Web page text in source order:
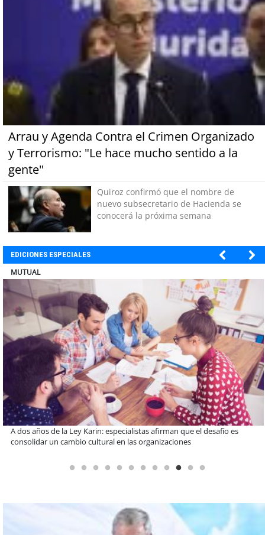
Arrau y Agenda Contra el Crimen Organizado
y Terrorismo: "Le hace mucho sentido a la
gente"
Quiroz confirmó que el nombre de
nuevo subsecretario de Hacienda se
conocerá la próxima semana
EDICIONES ESPECIALES
ENAP
Enap Refinería Bío Bío conmemora 60 años de aporte al desarrollo
energético de Chile